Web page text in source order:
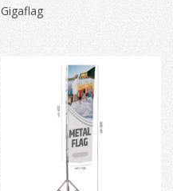
Gigaflag